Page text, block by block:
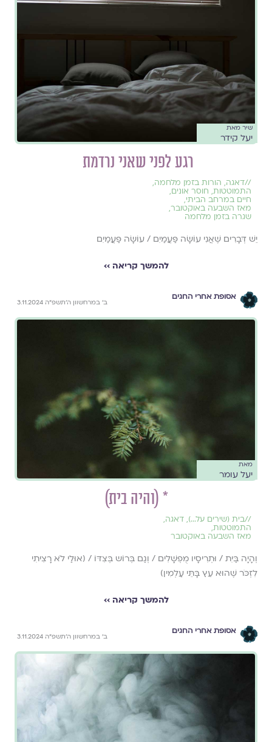
שיר מאת
יעל קידר
רגע לפני שאני נרדמת
//דאגה, הורות בזמן מלחמה,
התמוטטות, חוסר אונים,
חיים במרחב הביתי,
מאז השבעה באוקטובר,
שגרה בזמן מלחמה
יֵשׁ דְּבָרִים שֶׁאֲנִי עוֹשָׂה פַּעֲמַיִם / עוֹשָׂה פַּעֲמַיִם
להמשך קריאה ››
אסופת אחרי החגים
ב׳ במרחשוון ה׳תשפ״ה 3.11.2024
מאת
יעל עומר
* (והיה בית)
//בית (שירים על...), דאגה,
התמוטטות,
מאז השבעה באוקטובר
וְהָיָה בַּיִת / וּתְרִיסָיו מֻפְשָׁלִים / וְגַם בְּרוֹש בְּצִדּוֹ / (אוּלַי לֹא רָצִיתִי
לִזְכֹּר שֶׁהוּא עֵץ בָּתֵּי עַלְמִין)
להמשך קריאה ››
אסופת אחרי החגים
ב׳ במרחשוון ה׳תשפ״ה 3.11.2024